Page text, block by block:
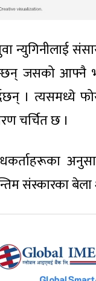
न्युगिनीलाई
जसको आफ्नै
। त्यसमध्ये
चर्चित छ ।
संस्कारका